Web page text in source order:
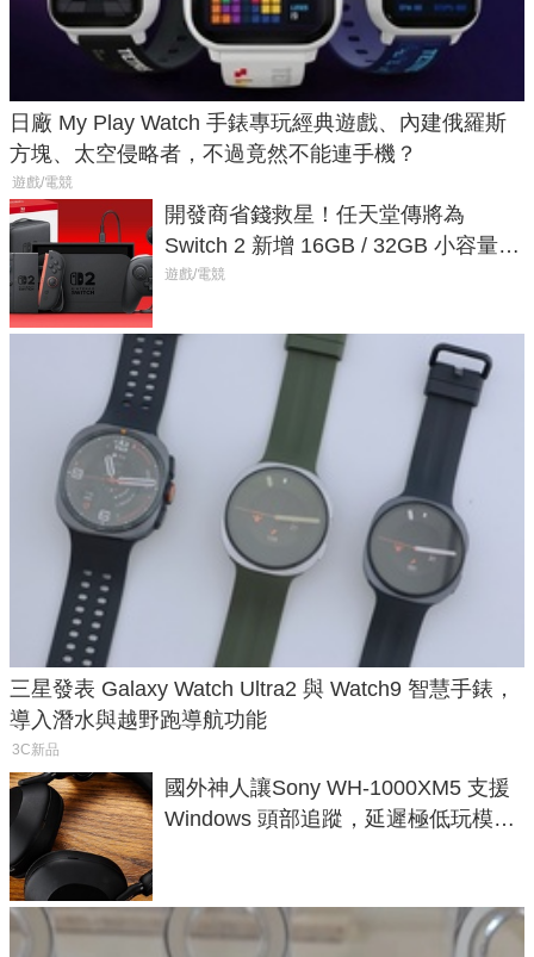
日廠 My Play Watch 手錶專玩經典遊戲、內建俄羅斯
方塊、太空侵略者，不過竟然不能連手機？
遊戲/電競
開發商省錢救星！任天堂傳將為
Switch 2 新增 16GB / 32GB 小容量遊
戲卡的選擇
遊戲/電競
三星發表 Galaxy Watch Ultra2 與 Watch9 智慧手錶，
導入潛水與越野跑導航功能
3C新品
國外神人讓Sony WH-1000XM5 支援
Windows 頭部追蹤，延遲極低玩模擬